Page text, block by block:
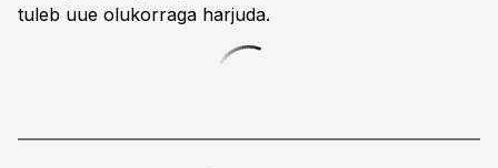
tuleb uue olukorraga harjuda.